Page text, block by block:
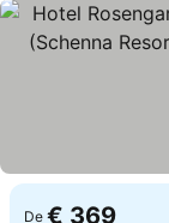
De € 369